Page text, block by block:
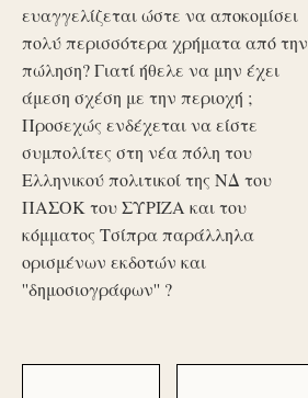
ευαγγελίζεται ώστε να αποκομίσει
πολύ περισσότερα χρήματα από την
πώληση? Γιατί ήθελε να μην έχει
άμεση σχέση με την περιοχή ;
Προσεχώς ενδέχεται να είστε
συμπολίτες στη νέα πόλη του
Ελληνικού πολιτικοί της ΝΔ του
ΠΑΣΟΚ του ΣΥΡΙΖΑ και του
κόμματος Τσίπρα παράλληλα
ορισμένων εκδοτών και
''δημοσιογράφων'' ?